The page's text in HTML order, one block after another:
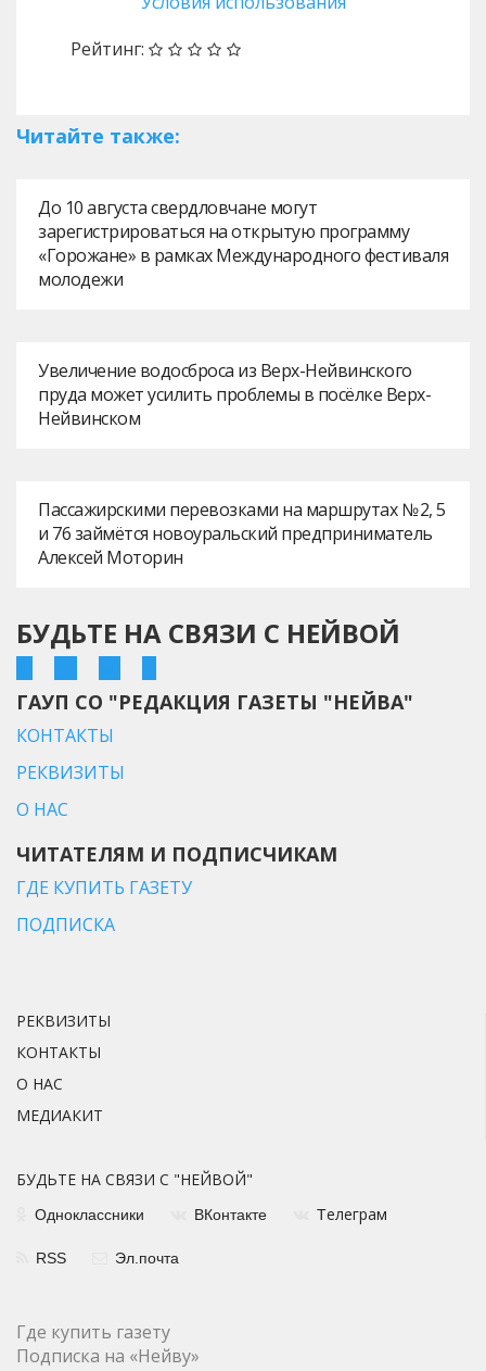
Рейтинг:
Читайте также:
До 10 августа свердловчане могут
зарегистрироваться на открытую программу
«Горожане» в рамках Международного фестиваля
молодежи
Увеличение водосброса из Верх-Нейвинского
пруда может усилить проблемы в посёлке Верх-
Нейвинском
Пассажирскими перевозками на маршрутах № 2, 5
и 76 займётся новоуральский предприниматель
Алексей Моторин
БУДЬТЕ НА СВЯЗИ С НЕЙВОЙ
ГАУП СО "РЕДАКЦИЯ ГАЗЕТЫ "НЕЙВА"
КОНТАКТЫ
РЕКВИЗИТЫ
О НАС
ЧИТАТЕЛЯМ И ПОДПИСЧИКАМ
ГДЕ КУПИТЬ ГАЗЕТУ
ПОДПИСКА
РЕКВИЗИТЫ
КОНТАКТЫ
О НАС
МЕДИАКИТ
БУДЬТЕ НА СВЯЗИ С "НЕЙВОЙ"
Одноклассники ВКонтакте Телеграм
RSS Эл.почта
Где купить газету
Подписка на «Нейву»